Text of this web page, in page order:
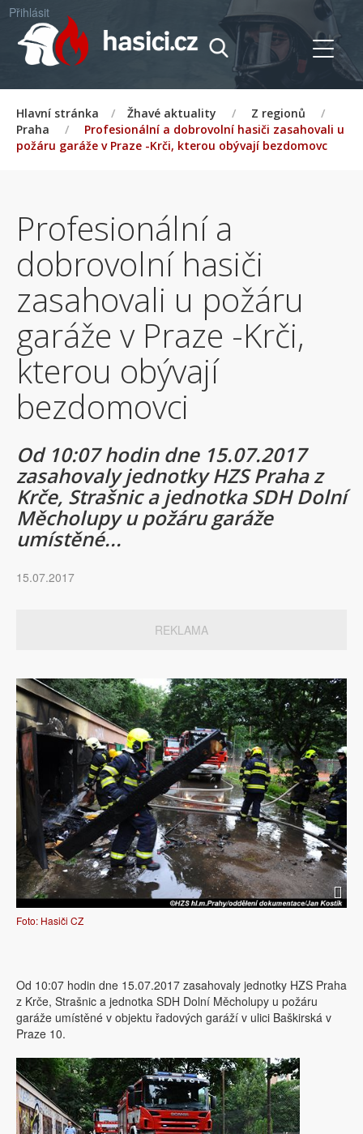
Přihlásit
Hlavní stránka / Žhavé aktuality / Z regionů
/
Praha
/
Profesionální a dobrovolní hasiči zasahovali u
požáru garáže v Praze -Krči, kterou obývají bezdomovc
Profesionální a
dobrovolní hasiči
zasahovali u požáru
garáže v Praze -Krči,
kterou obývají
bezdomovci
Od 10:07 hodin dne 15.07.2017
zasahovaly jednotky HZS Praha z
Krče, Strašnic a jednotka SDH Dolní
Měcholupy u požáru garáže
umístěné...
15.07.2017
REKLAMA
Foto: Hasiči CZ
Od 10:07 hodin dne 15.07.2017 zasahovaly jednotky HZS Praha
z Krče, Strašnic a jednotka SDH Dolní Měcholupy u požáru
garáže umístěné v objektu řadových garáží v ulici Baškirská v
Praze 10.